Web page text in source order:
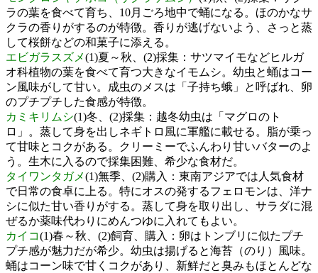
ラの葉を食べて育ち、10月ごろ地中で蛹になる。ほのかなサ
クラの香りがするのが特徴。香りが逃げないよう、さっと蒸
して桜餅などの和菓子に添える。
エビガラスズメ(1)夏～秋、(2)採集：サツマイモなどヒルガ
オ科植物の葉を食べて育つ大きなイモムシ。幼虫と蛹はコー
ン風味がして甘い。成虫のメスは「子持ち蛾」と呼ばれ、卵
のプチプチした食感が特徴。
カミキリムシ(1)冬、(2)採集：越冬幼虫は「マグロのト
ロ」。蒸して身を出しネギトロ風に軍艦に載せる。脂が乗っ
て甘味とコクがある。クリーミーでふんわり甘いバターのよ
う。生木に入るので採集困難、希少な食材だ。
タイワンタガメ(1)無季、(2)購入：東南アジアでは人気食材
で日常の食卓に上る。特にオスの発するフェロモンは、洋ナ
シに似た甘い香りがする。蒸して身を取り出し、サラダに混
ぜるか薬味代わりにめんつゆに入れてもよい。
カイコ(1)春～秋、(2)飼育、購入：卵はトンブリに似たプチ
プチ感が魅力だが希少。幼虫は揚げると海苔（のり）風味。
蛹はコーン味で甘くコクがあり、新鮮だと臭みもほとんどな